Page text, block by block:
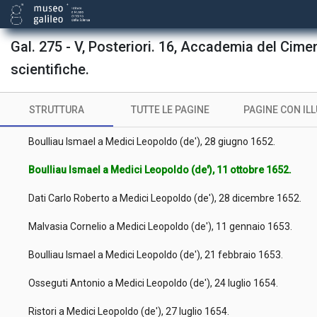
Gal. 275 - V, Posteriori. 16, Accademia del
scientifiche.
STRUTTURA TUTTE LE PAGINE PAGINE CON
Martini Pietro Paolo a Medici Giovanni Carlo (de'), 11 febbraio
Boulliau Ismael a Medici Leopoldo (de'), 28 aprile 1651.
Boulliau Ismael a Medici Leopoldo (de'), 25 aprile 1652.
Boulliau Ismael a Medici Leopoldo (de'), 28 giugno 1652.
Boulliau Ismael a Medici Leopoldo (de'), 11 ottobre 1652.
Dati Carlo Roberto a Medici Leopoldo (de'), 28 dicembre 1652.
Malvasia Cornelio a Medici Leopoldo (de'), 11 gennaio 1653.
Boulliau Ismael a Medici Leopoldo (de'), 21 febbraio 1653.
Osseguti Antonio a Medici Leopoldo (de'), 24 luglio 1654.
Ristori a Medici Leopoldo (de'), 27 luglio 1654.